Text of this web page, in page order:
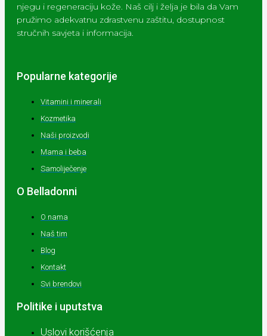
njegu i regeneraciju kože. Naš cilj i želja je bila da Vam
pružimo adekvatnu zdrastvenu zaštitu, dostupnost
stručnih savjeta i informacija.
Popularne kategorije
Vitamini i minerali
Kozmetika
Naši proizvodi
Mama i beba
Samoliječenje
O Belladonni
O nama
Naš tim
Blog
Kontakt
Svi brendovi
Politike i uputstva
Uslovi korišćenja